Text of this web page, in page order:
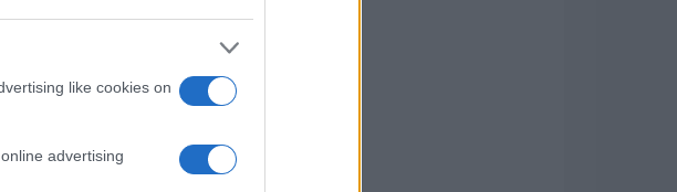
like cookies on
advertising
France.
faut pas
: Rêve